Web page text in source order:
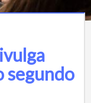
segundo